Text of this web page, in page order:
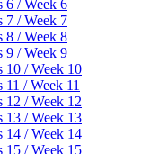
6 / Week 6
7 / Week 7
8 / Week 8
9 / Week 9
10 / Week 10
11 / Week 11
12 / Week 12
13 / Week 13
14 / Week 14
15 / Week 15